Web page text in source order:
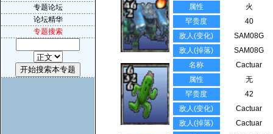
属性
火
罕贵度
40
敌人(变化)
SAM08G
敌人(掉落)
SAM08G
名称
Cactuar
属性
无
罕贵度
42
敌人(变化)
Cactuar
敌人(掉落)
Cactuar
专题论坛
论坛精华
专题搜索